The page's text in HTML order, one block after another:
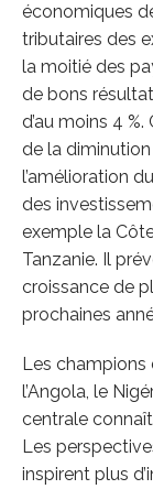
économiques
tributaires des
la moitié des
de bons
d’au moins 4
de la
l’amélioration
des
exemple la
Tanzanie. Il
croissance de
prochaines
Les
l’Angola, le
centrale
Les
inspirent plus